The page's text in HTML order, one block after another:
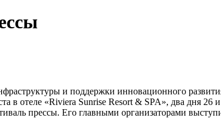
и поддержки инновационного
в отеле «Riviera Sunrise Resort & SPA», два дня 26
прессы. Его главными организаторами